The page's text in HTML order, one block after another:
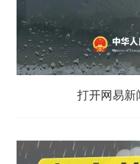
打开网易新